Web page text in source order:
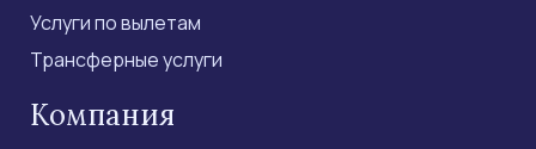
Услуги по вылетам
Трансферные услуги
Компания